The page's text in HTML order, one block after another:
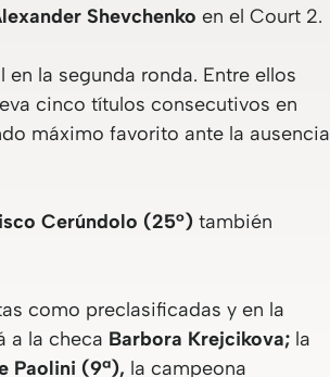
Shevchenko en el Court 2.
la segunda ronda. Entre ellos
cinco títulos consecutivos en
máximo favorito ante la ausencia
Cerúndolo (25°) también
como preclasificadas y en la
a la checa Barbora Krejcikova; la
Paolini (9ª), la campeona